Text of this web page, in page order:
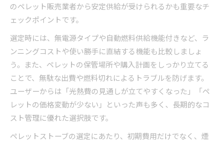
のペレット販売業者から安定供給が受けられるかも重要なチ
ェックポイントです。
選定時には、無電源タイプや自動燃料供給機能付きなど、ラ
ンニングコストや使い勝手に直結する機能も比較しましょ
う。また、ペレットの保管場所や購入計画をしっかり立てる
ことで、無駄な出費や燃料切れによるトラブルを防げます。
ユーザーからは「光熱費の見通しが立てやすくなった」「ペ
レットの価格変動が少ない」といった声も多く、長期的なコ
スト管理に優れた選択肢です。
ペレットストーブの選定にあたり、初期費用だけでなく、煙